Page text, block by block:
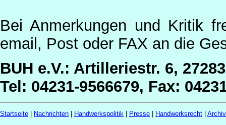
Bei Anmerkungen und Kritik
email, Post oder FAX an die
BUH e.V.: Artilleriestr. 6,
Tel: 04231-9566679, Fax:
Startseite | Nachrichten | Handwerkspolitik | Presse | Handwerksrecht |